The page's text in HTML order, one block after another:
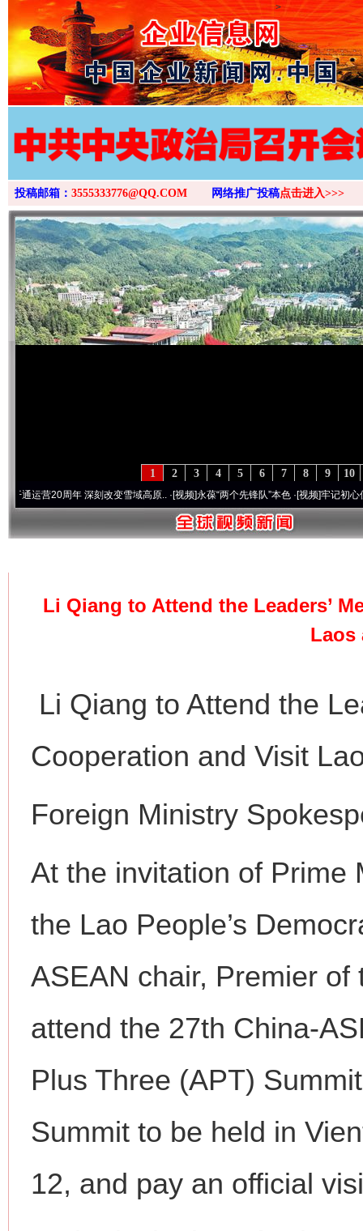
>
投稿邮箱： 3555333776@QQ.COM 网络推广投稿点击进入>>>
10
9
8
7
6
5
4
3
2
1
运营20周年 深刻改变雪域高原..·[视频]永葆“两个先锋队”本色·[视频]牢记初心使命
Li Qiang to Attend the Leaders’
Laos
Li Qiang to Attend the
Cooperation and Visit
Foreign Ministry
At the invitation of Prime
the Lao People’s
ASEAN chair, Premier
attend the 27th China-
Plus Three (APT)
Summit to be held in
12, and pay an official